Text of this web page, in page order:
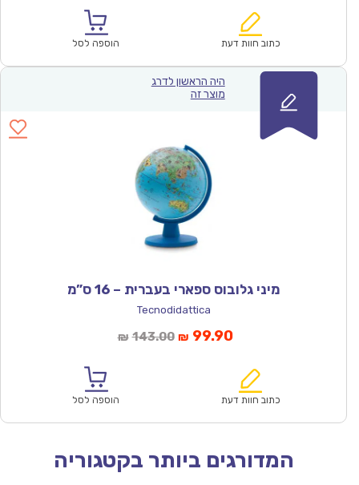
₪84.00.
הוא:
כתוב חוות דעת הוספה לסל
היה הראשון לדרג
מוצר זה
מיני גלובוס ספארי בעברית – 16 ס”מ
Tecnodidattica
₪ 143.00המחיר
₪143.00.
₪ 99.90המחיר
הוא:
כתוב חוות דעת הוספה לסל
המדורגים ביותר בקטגוריה